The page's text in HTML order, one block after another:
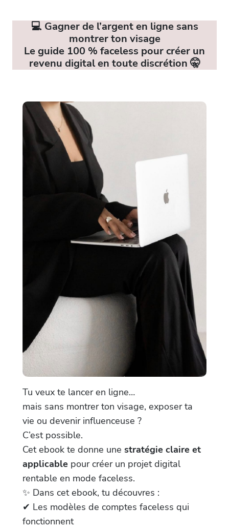
💻 Gagner de l’argent en ligne sans
montrer ton visage
Le guide 100 % faceless pour créer un
revenu digital en toute discrétion 🤫
Tu veux te lancer en ligne…
mais sans montrer ton visage, exposer ta
vie ou devenir influenceuse ?
C’est possible.
Cet ebook te donne une stratégie claire et
applicable pour créer un projet digital
rentable en mode faceless.
✨ Dans cet ebook, tu découvres :
✔ Les modèles de comptes faceless qui
fonctionnent